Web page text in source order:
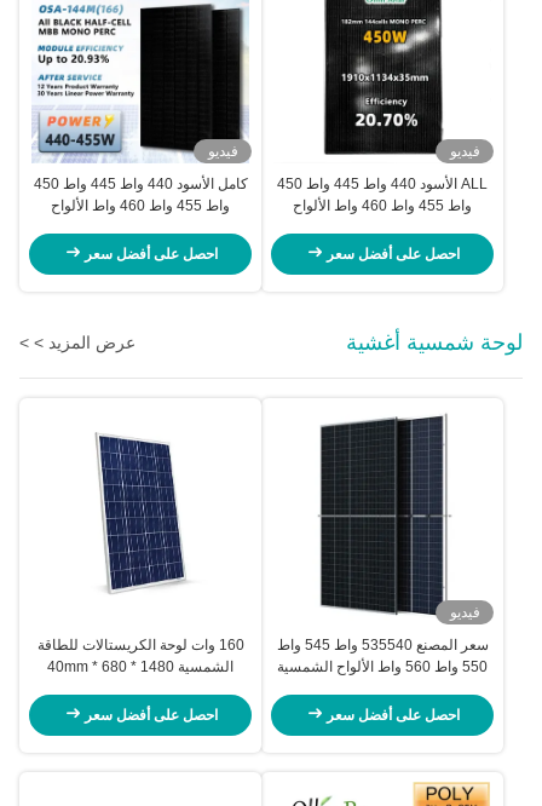
فيديو
ALL الأسود 440 واط 445 واط 450
واط 455 واط 460 واط الألواح
الشمسية نصف خلية مجموعة الألواح
احصل على أفضل سعر
فيديو
كامل الأسود 440 واط 445 واط 450
واط 455 واط 460 واط الألواح
الشمسية نصف خلية مجموعة الألواح
احصل على أفضل سعر
لوحة شمسية أغشية عرض المزيد > >
فيديو
سعر المصنع 535540 واط 545 واط
550 واط 560 واط الألواح الشمسية
القطع الأصلية
احصل على أفضل سعر
160 وات لوحة الكريستالات للطاقة
الشمسية 1480 * 680 * 40mm
احصل على أفضل سعر